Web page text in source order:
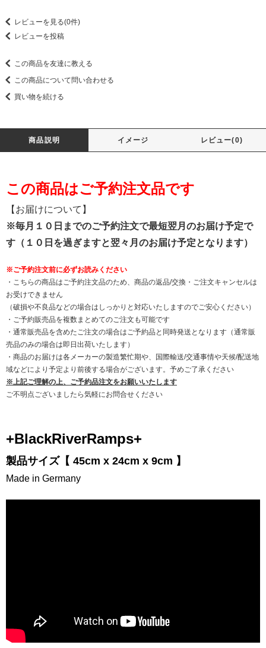
レビューを見る(0件)
レビューを投稿
この商品を友達に教える
この商品について問い合わせる
買い物を続ける
商品説明 イメージ レビュー(0)
この商品はご予約注文品です
【お届けについて】
※毎月１０日までのご予約注文で最短翌月のお届け予定で
す（１０日を過ぎますと翌々月のお届け予定となります）
※ご予約注文前に必ずお読みください
・こちらの商品はご予約注文品のため、商品の返品/交換・ご注文キャンセルは
お受けできません
（破損や不良品などの場合はしっかりと対応いたしますのでご安心ください）
・ご予約販売品を複数まとめてのご注文も可能です
・通常販売品を含めたご注文の場合はご予約品と同時発送となります（通常販
売品のみの場合は即日出荷いたします）
・商品のお届けは各メーカーの製造繁忙期や、国際輸送/交通事情や天候/配送地
域などにより予定より前後する場合がございます。予めご了承ください
※上記ご理解の上、ご予約品注文をお願いいたします
ご不明点ございましたら気軽にお問合せください
+BlackRiverRamps+
製品サイズ【 45cm x 24cm x 9cm 】
Made in Germany